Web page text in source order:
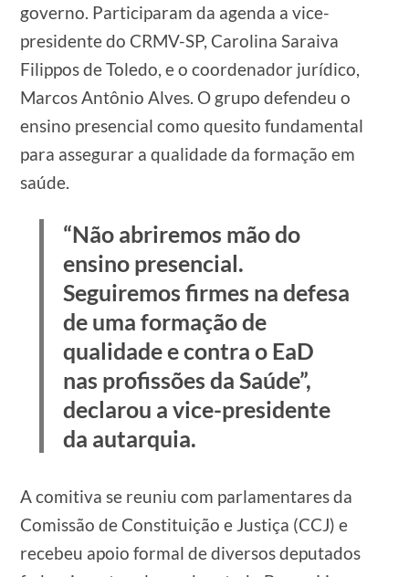
governo. Participaram da agenda a vice-
presidente do CRMV-SP, Carolina Saraiva
Filippos de Toledo, e o coordenador jurídico,
Marcos Antônio Alves. O grupo defendeu o
ensino presencial como quesito fundamental
para assegurar a qualidade da formação em
saúde.
“Não abriremos mão do
ensino presencial.
Seguiremos firmes na defesa
de uma formação de
qualidade e contra o EaD
nas profissões da Saúde”,
declarou a vice-presidente
da autarquia.
A comitiva se reuniu com parlamentares da
Comissão de Constituição e Justiça (CCJ) e
recebeu apoio formal de diversos deputados